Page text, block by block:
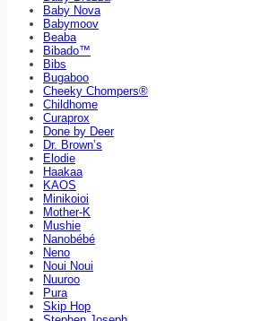
Baby Nova
Babymoov
Beaba
Bibado™
Bibs
Bugaboo
Cheeky Chompers®
Childhome
Curaprox
Done by Deer
Dr. Brown’s
Elodie
Haakaa
KAOS
Minikoioi
Mother-K
Mushie
Nanobébé
Neno
Noui Noui
Nuuroo
Pura
Skip Hop